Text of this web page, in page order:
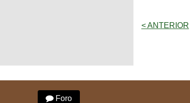
< ANTERIOR
Foro